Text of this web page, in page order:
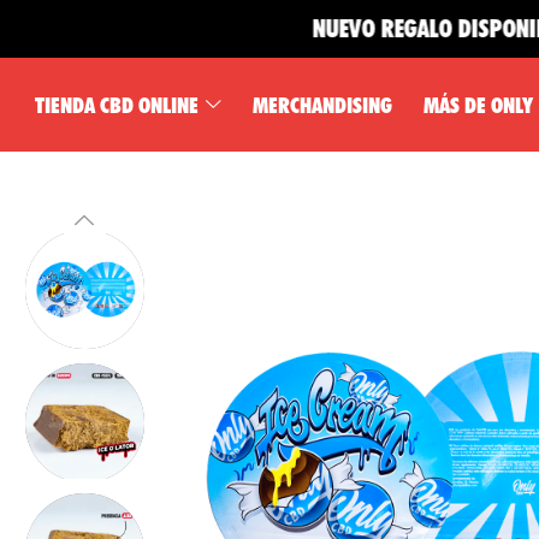
NUEVO REGALO DISPONIBLE 🎁
TIENDA CBD ONLINE MERCHANDISING MÁS DE ONLY